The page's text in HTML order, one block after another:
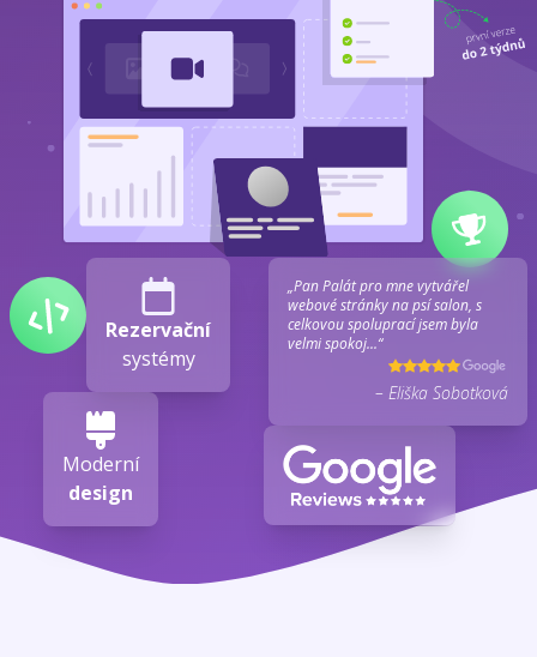
Rezervační
systémy
Moderní
design
„Pan Palát pro mne vytvářel
webové stránky na psí salon, s
celkovou spoluprací jsem byla
velmi spokoj...“
– Eliška Sobotková